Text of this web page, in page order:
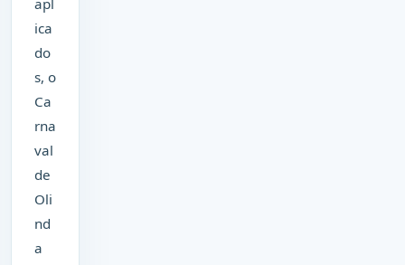
ica
do
s, o
Ca
rna
val
de
Oli
nd
a